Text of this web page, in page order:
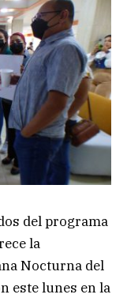
del programa
la
Nocturna del
este lunes en la